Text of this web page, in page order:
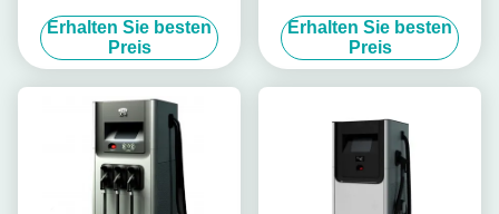
für EV DC Ladestation
Erhalten Sie besten
Preis
Power Bank
Erhalten Sie besten
Preis